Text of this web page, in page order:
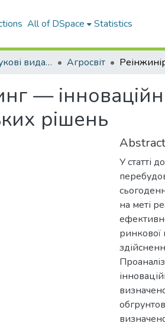
All of DSpace Statistics
Періодичні наукові видання ДДАЕУ Агросвіт
—
рішень
Abstract
У статті
на меті